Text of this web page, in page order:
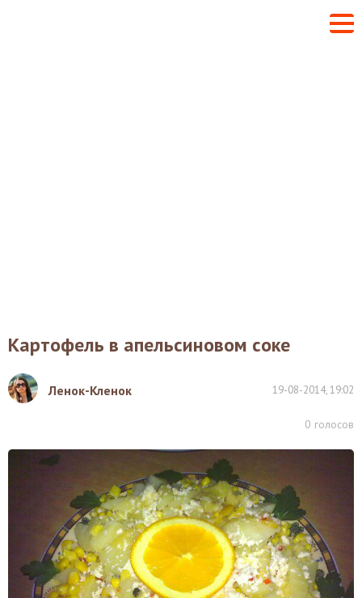
Картофель в апельсиновом соке
Ленок-Кленок 19-08-2014, 19:02
0 голосов